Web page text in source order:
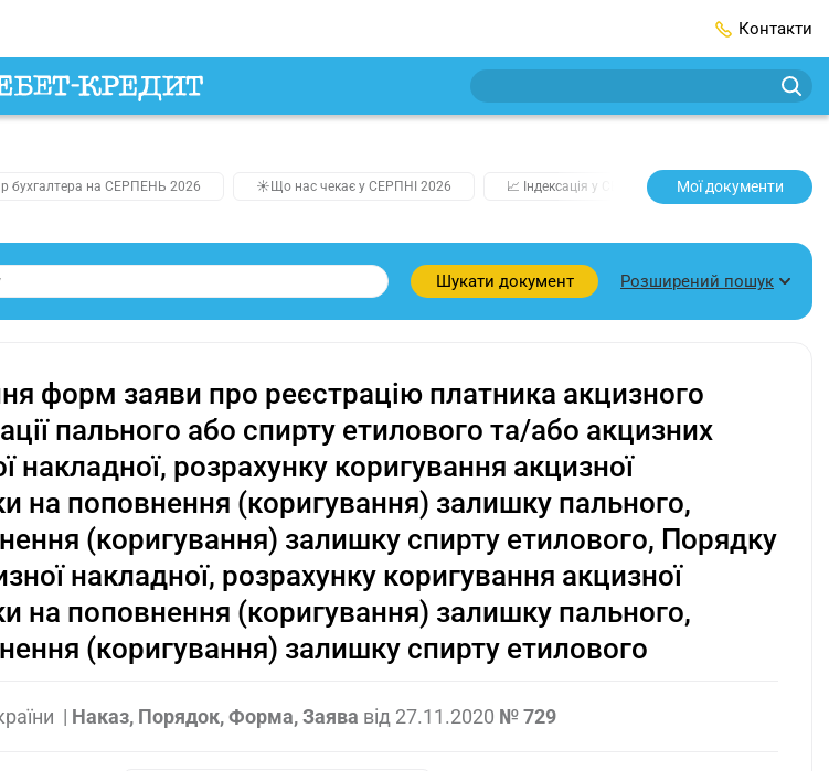
Контакти
бухгалтера на СЕРПЕНЬ 2026 ☀️Що нас чекає у СЕРПНІ 2026 📈 Індексація у СЕРПНІ 2️⃣0️⃣2️⃣7️⃣ Усі
Мої документи
Шукати документ Розширений пошук
форм заяви про реєстрацію платника акцизного
пального або спирту етилового та/або акцизних
накладної, розрахунку коригування акцизної
на поповнення (коригування) залишку пального,
(коригування) залишку спирту етилового, Порядку
накладної, розрахунку коригування акцизної
на поповнення (коригування) залишку пального,
(коригування) залишку спирту етилового
| Наказ, Порядок, Форма, Заява від 27.11.2020 № 729